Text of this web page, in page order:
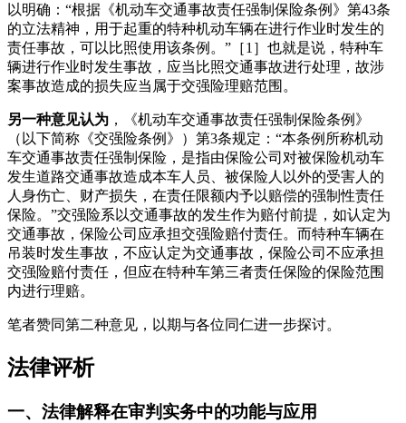
以明确：“根据《机动车交通事故责任强制保险条例》第43条
的立法精神，用于起重的特种机动车辆在进行作业时发生的
责任事故，可以比照使用该条例。”［1］也就是说，特种车
辆进行作业时发生事故，应当比照交通事故进行处理，故涉
案事故造成的损失应当属于交强险理赔范围。
另一种意见认为 ，《机动车交通事故责任强制保险条例》
（以下简称《交强险条例》）第3条规定：“本条例所称机动
车交通事故责任强制保险，是指由保险公司对被保险机动车
发生道路交通事故造成本车人员、被保险人以外的受害人的
人身伤亡、财产损失，在责任限额内予以赔偿的强制性责任
保险。”交强险系以交通事故的发生作为赔付前提，如认定为
交通事故，保险公司应承担交强险赔付责任。而特种车辆在
吊装时发生事故，不应认定为交通事故，保险公司不应承担
交强险赔付责任，但应在特种车第三者责任保险的保险范围
内进行理赔。
笔者赞同第二种意见，以期与各位同仁进一步探讨。
法律评析
一、法律解释在审判实务中的功能与应用